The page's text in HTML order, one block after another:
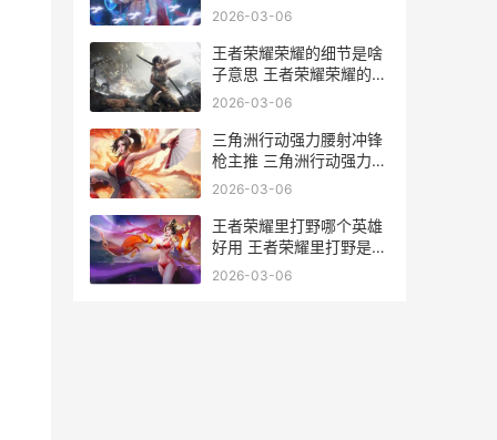
2026-03-06
王者荣耀荣耀的细节是啥
子意思 王者荣耀荣耀的称
号是永久的吗
2026-03-06
三角洲行动强力腰射冲锋
枪主推 三角洲行动强力精
确射手步枪
2026-03-06
王者荣耀里打野哪个英雄
好用 王者荣耀里打野是什
么意思
2026-03-06